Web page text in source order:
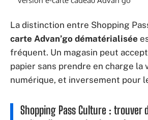
La distinction entre Shopping
carte Advan’go dématérialisée
fréquent. Un magasin peut
papier sans prendre en charge la
numérique, et inversement pour
Shopping Pass Culture : trouver